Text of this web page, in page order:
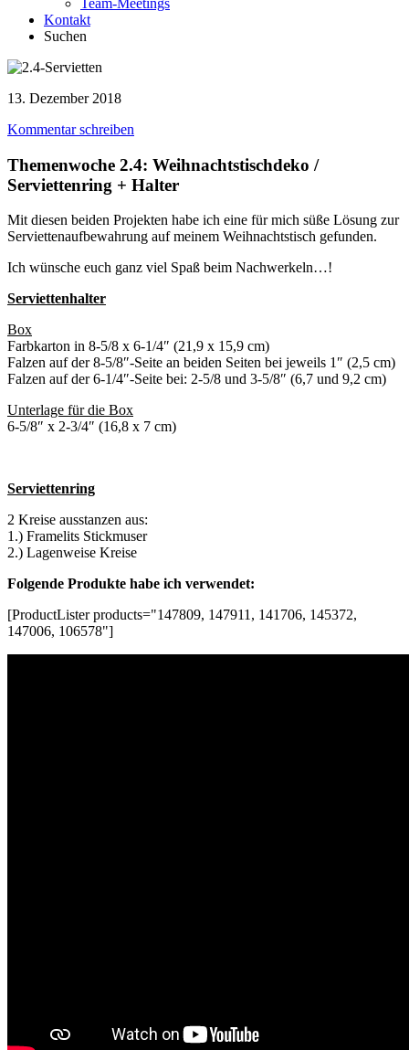
Team-Meetings
Kontakt
Suchen
13. Dezember 2018
Kommentar schreiben
Themenwoche 2.4: Weihnachtstischdeko /
Serviettenring + Halter
Mit diesen beiden Projekten habe ich eine für mich süße Lösung zur
Serviettenaufbewahrung auf meinem Weihnachtstisch gefunden.
Ich wünsche euch ganz viel Spaß beim Nachwerkeln…!
Serviettenhalter
Box
Farbkarton in 8-5/8 x 6-1/4″ (21,9 x 15,9 cm)
Falzen auf der 8-5/8″-Seite an beiden Seiten bei jeweils 1″ (2,5 cm)
Falzen auf der 6-1/4″-Seite bei: 2-5/8 und 3-5/8″ (6,7 und 9,2 cm)
Unterlage für die Box
6-5/8″ x 2-3/4″ (16,8 x 7 cm)
Serviettenring
2 Kreise ausstanzen aus:
1.) Framelits Stickmuser
2.) Lagenweise Kreise
Folgende Produkte habe ich verwendet:
[ProductLister products="147809, 147911, 141706, 145372,
147006, 106578"]